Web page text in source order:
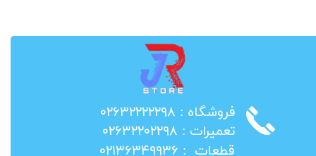
​فروشگاه : ۰۲۶۳۲۲۲۲۲۹۸
​تعمیرات : ۰۲۶۳۲۲۰۲۲۹۸
​قطعات : ۰۲۱۳۶۳۴۹۹۳۶